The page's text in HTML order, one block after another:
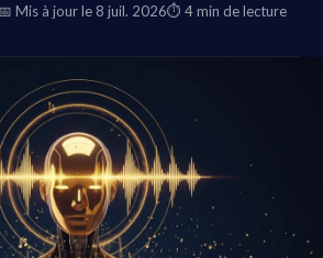
📅 Mis à jour le 8 juil. 2026⏱ 4 min de lecture